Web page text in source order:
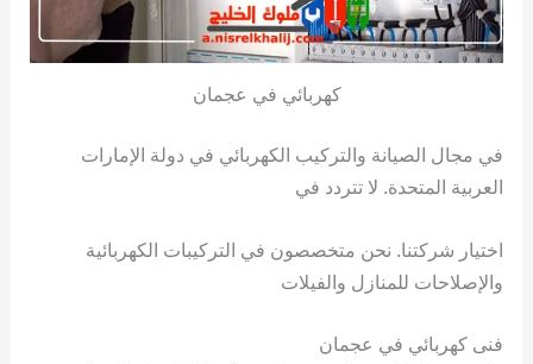
كهربائي في عجمان
في مجال الصيانة والتركيب الكهربائي في دولة الإمارات
العربية المتحدة. لا تتردد في
اختيار شركتنا. نحن متخصصون في التركيبات الكهربائية
والإصلاحات للمنازل والفيلات
فنى كهربائي في عجمان